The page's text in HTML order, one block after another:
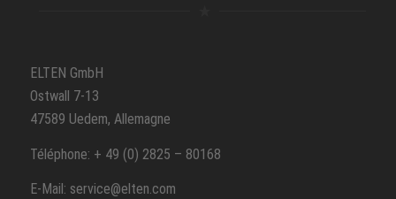
ELTEN GmbH
Ostwall 7-13
47589 Uedem, Allemagne
Téléphone: + 49 (0) 2825 – 80168
E-Mail: service@elten.com